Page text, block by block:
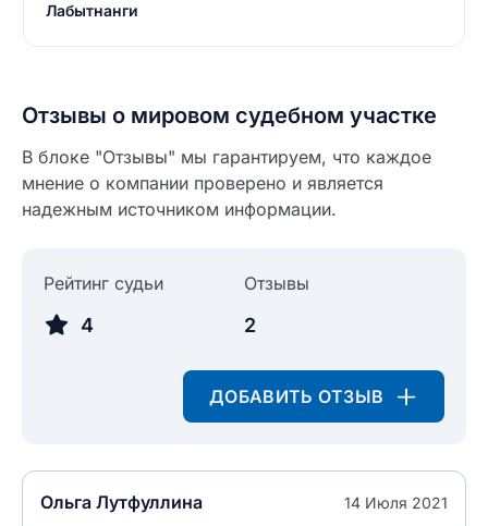
Лабытнанги
Отзывы о мировом судебном участке
В блоке "Отзывы" мы гарантируем, что каждое
мнение о компании проверено и является
надежным источником информации.
Рейтинг судьи
4
Отзывы
2
ДОБАВИТЬ ОТЗЫВ
Ольга Лутфуллина 14 Июля 2021
Введите свой e-mail
Введите свое имя
Введите свой номер телефона
Ответ на отзыв
Название населенного пункта